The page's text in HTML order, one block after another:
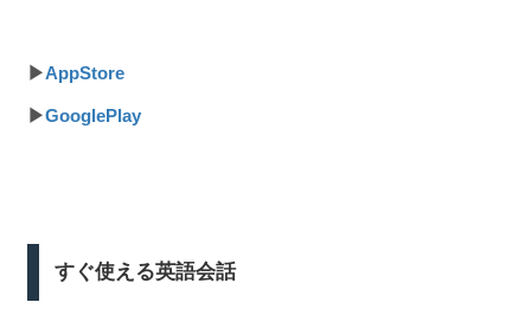
▶AppStore
▶GooglePlay
すぐ使える英語会話